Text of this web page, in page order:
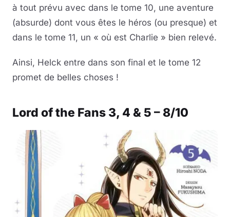
à tout prévu avec dans le tome 10, une aventure
(absurde) dont vous êtes le héros (ou presque) et
dans le tome 11, un « où est Charlie » bien relevé.
Ainsi, Helck entre dans son final et le tome 12
promet de belles choses !
Lord of the Fans 3, 4 & 5 – 8/10